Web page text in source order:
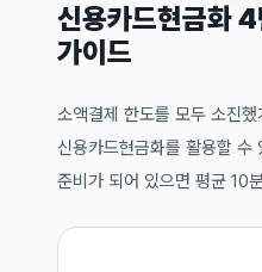
신용카드현금화
가이드
소액결제 한도를 모두 소진
신용카드현금화를 활용할
준비가 되어 있으면 평균 10